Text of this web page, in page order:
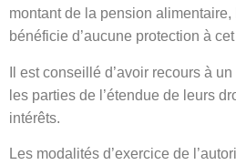
montant de la pension alimentaire,
bénéficie d’aucune protection à
Il est conseillé d’avoir recours à
les parties de l’étendue de leurs
intérêts.
Les modalités d’exercice de